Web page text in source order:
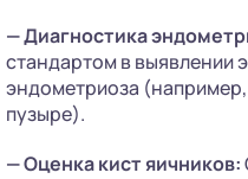
— Диагностика
стандартом в выявлении
эндометриоза
пузыре).
— Оценка кист яичников: